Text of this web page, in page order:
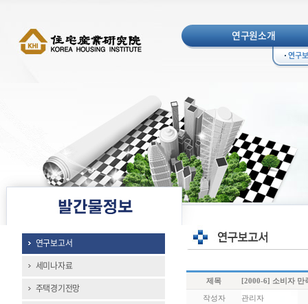
연구원소개
연구
연구보고서
세미나자료
주택경기전망
제목 [2000-6] 소비자 만
작성자 관리자